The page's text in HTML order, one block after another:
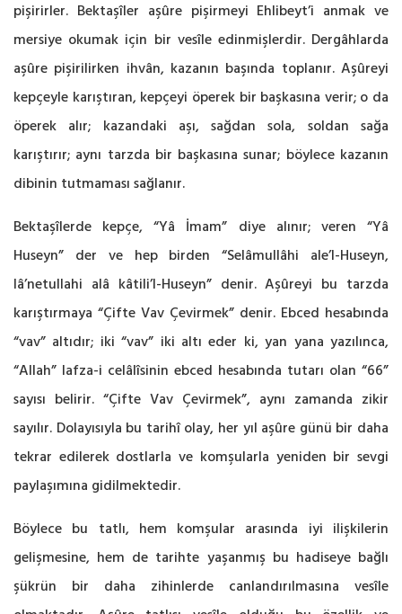
pişirirler. Bektaşîler aşûre pişirmeyi Ehlibeyt’i anmak ve
mersiye okumak için bir vesîle edinmişlerdir. Dergâhlarda
aşûre pişirilirken ihvân, kazanın başında toplanır. Aşûreyi
kepçeyle karıştıran, kepçeyi öperek bir başkasına verir; o da
öperek alır; kazandaki aşı, sağdan sola, soldan sağa
karıştırır; aynı tarzda bir başkasına sunar; böylece kazanın
dibinin tutmaması sağlanır.
Bektaşîlerde kepçe, “Yâ İmam” diye alınır; veren “Yâ
Huseyn” der ve hep birden “Selâmullâhi ale’l-Huseyn,
lâ’netullahi alâ kâtili’l-Huseyn” denir. Aşûreyi bu tarzda
karıştırmaya “Çifte Vav Çevirmek” denir. Ebced hesabında
“vav” altıdır; iki “vav” iki altı eder ki, yan yana yazılınca,
“Allah” lafza-i celâlîsinin ebced hesabında tutarı olan “66”
sayısı belirir. “Çifte Vav Çevirmek”, aynı zamanda zikir
sayılır. Dolayısıyla bu tarihî olay, her yıl aşûre günü bir daha
tekrar edilerek dostlarla ve komşularla yeniden bir sevgi
paylaşımına gidilmektedir.
Böylece bu tatlı, hem komşular arasında iyi ilişkilerin
gelişmesine, hem de tarihte yaşanmış bu hadiseye bağlı
şükrün bir daha zihinlerde canlandırılmasına vesîle